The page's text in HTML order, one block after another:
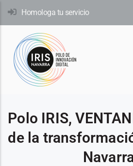
Pasar
contenido
principal
Homologa tu servicio
Polo IRIS,
de la